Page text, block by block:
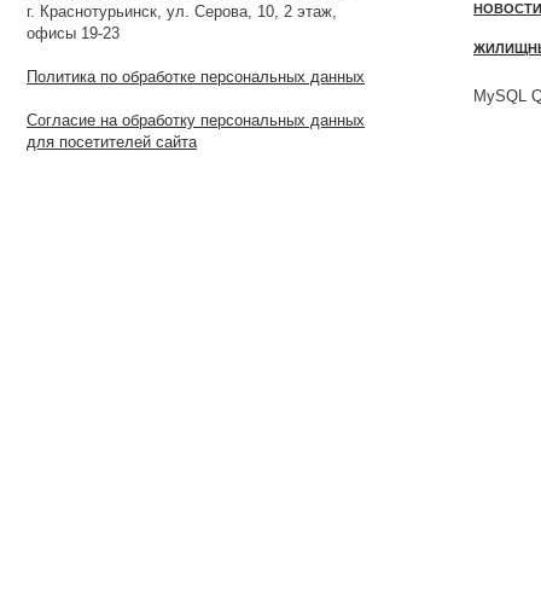
г. Краснотурьинск, ул. Серова, 10, 2 этаж,
офисы 19-23
Политика по обработке персональных данных
Согласие на обработку персональных данных
для посетителей сайта
НОВОСТИ
MySQL